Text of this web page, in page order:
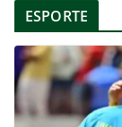
ESPORTE